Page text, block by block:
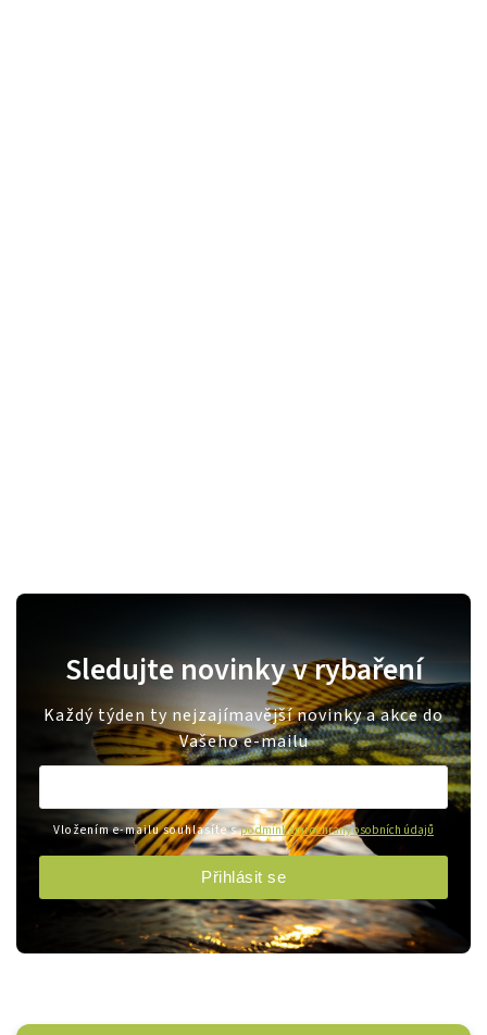
Sledujte novinky v rybaření
Každý týden ty nejzajímavější novinky a akce do
Vašeho e-mailu
Vložením e-mailu souhlasíte spodmínkami ochrany osobních údajů
Přihlásit se